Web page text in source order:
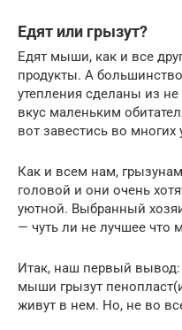
Едят или грызут?
Едят мыши, как и все
продукты. А
утепления сделаны из
вкус маленьким
вот завестись во многих
Как и всем нам,
головой и они очень
уютной. Выбранный
— чуть ли не лучшее что
Итак, наш первый вывод:
мыши грызут
живут в нем. Но, не во